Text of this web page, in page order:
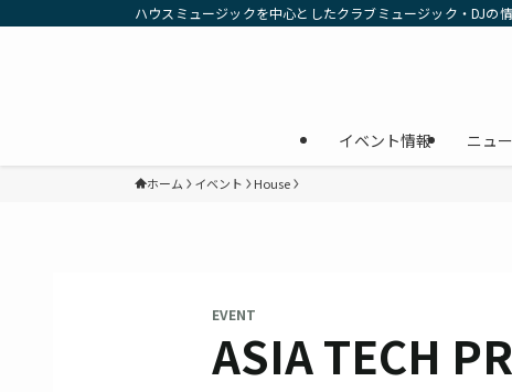
ハウスミュージックを中心としたクラブミュージック・DJの
イベント情報 ニュ
ホーム イベント House
EVENT
ASIA TECH